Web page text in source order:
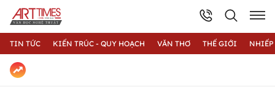
TIN TỨC KIẾN TRÚC - QUY HOẠCH VĂN THƠ THẾ GIỚI